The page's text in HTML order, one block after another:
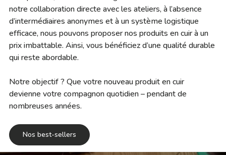
notre collaboration directe avec les ateliers, à l’absence
d’intermédiaires anonymes et à un système logistique
efficace, nous pouvons proposer nos produits en cuir à un
prix imbattable. Ainsi, vous bénéficiez d’une qualité durable
qui reste abordable.
Notre objectif ? Que votre nouveau produit en cuir
devienne votre compagnon quotidien – pendant de
nombreuses années.
Nos best-sellers